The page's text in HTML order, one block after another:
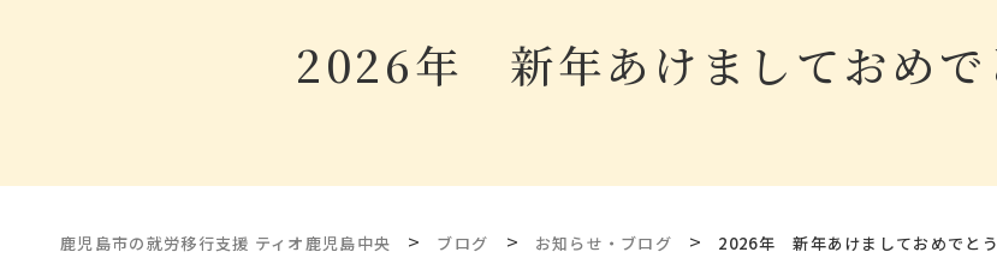
2026年 新年あけましておめで
鹿児島市の就労移行支援 ティオ鹿児島中央 > ブログ > お知らせ・ブログ > 2026年 新年あけましておめでと